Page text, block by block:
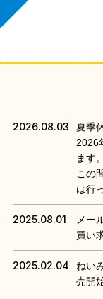
2026.08.03
夏季
2026
ます。
この
は行
2025.08.01
メー
買い
2025.02.04
ねい
売開